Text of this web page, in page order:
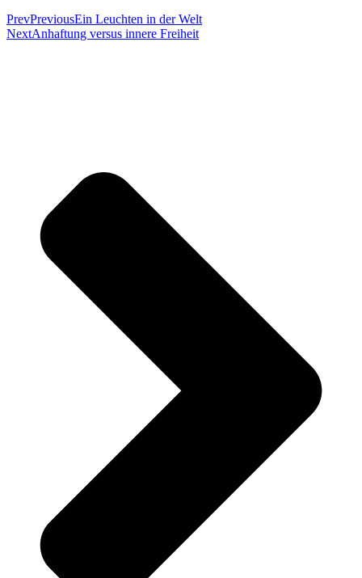
PrevPreviousEin Leuchten in der Welt
NextAnhaftung versus innere Freiheit